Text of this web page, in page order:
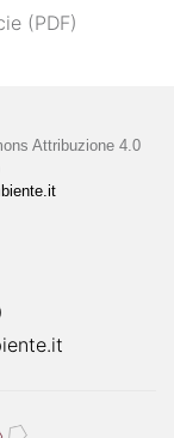
(PDF)
Attribuzione 4.0